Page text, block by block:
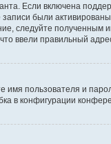
Если включена
были
следуйте полученным
ввели правильный
пользователя и
в конфигурации